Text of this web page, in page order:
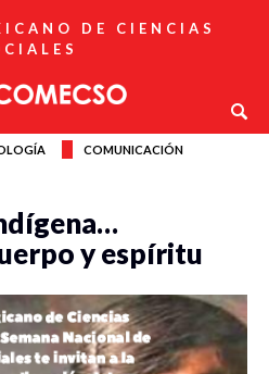
DE CIENCIAS
COMUNICACIÓN
y espíritu